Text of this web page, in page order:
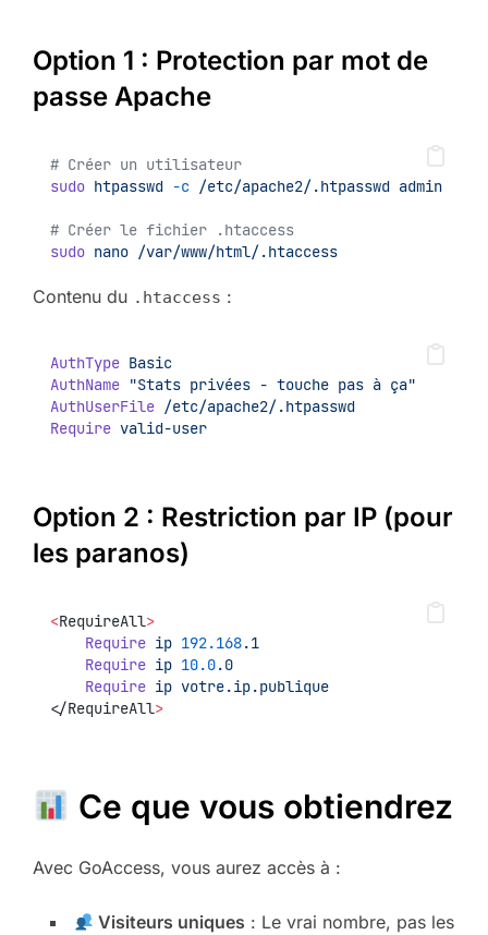
Option 1 : Protection par mot de
passe Apache
# Créer un utilisateur
sudo htpasswd -c /etc/apache2/.htpasswd admin
# Créer le fichier .htaccess
sudo nano /var/www/html/.htaccess
Contenu du .htaccess :
AuthType Basic
AuthName "Stats privées - touche pas à ça"
AuthUserFile /etc/apache2/.htpasswd
Require valid-user
Option 2 : Restriction par IP (pour
les paranos)
<RequireAll>
Require ip 192.168.1
Require ip 10.0.0
Require ip votre.ip.publique
</RequireAll>
Ce que vous obtiendrez
Avec GoAccess, vous aurez accès à :
Visiteurs uniques : Le vrai nombre, pas les